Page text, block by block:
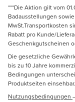
***Die Aktion gilt vom
Badausstellungen
MwSt.Transportkosten
Rabatt pro Kunde/
Geschenkgutscheinen
Die gesetzliche
bis zu 10 Jahre
Bedingungen
Produktseiten einsehbar.
Nutzungsbedingungen